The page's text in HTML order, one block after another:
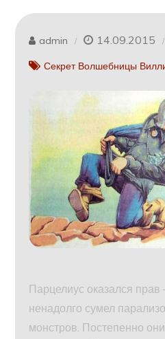
admin 14.09.2015
Секрет Волшебницы
Парцелиус оказался
ненадолго сумел
монстров. Постепенно